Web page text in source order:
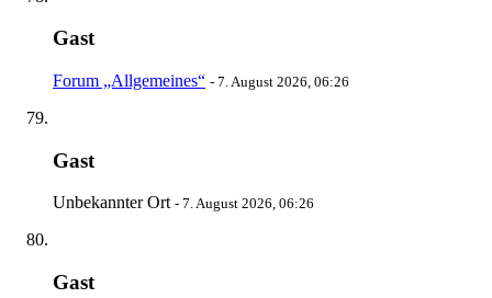
Gast
Forum „Allgemeines“ - 7. August 2026, 06:26
Gast
Unbekannter Ort - 7. August 2026, 06:26
Gast